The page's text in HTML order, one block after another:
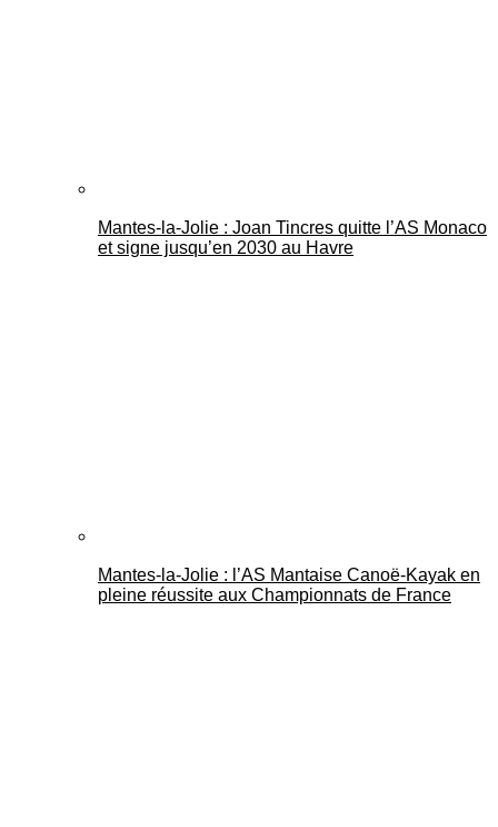
Mantes-la-Jolie : Joan Tincres quitte l’AS Monaco
et signe jusqu’en 2030 au Havre
Mantes-la-Jolie : l’AS Mantaise Canoë‑Kayak en
pleine réussite aux Championnats de France